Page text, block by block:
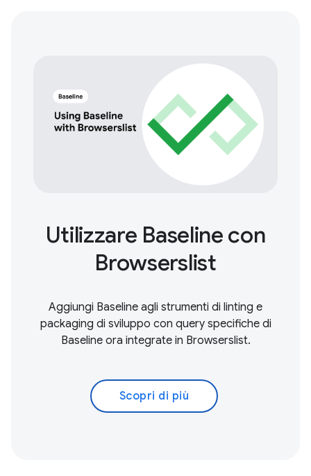
Utilizzare Baseline con
Browserslist
Aggiungi Baseline agli strumenti di linting e
packaging di sviluppo con query specifiche di
Baseline ora integrate in Browserslist.
Scopri di più